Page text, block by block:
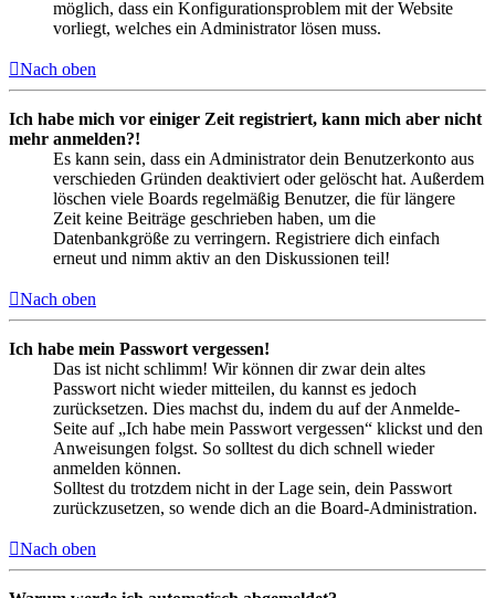
möglich, dass ein Konfigurationsproblem mit der Website
vorliegt, welches ein Administrator lösen muss.
Nach oben
Ich habe mich vor einiger Zeit registriert, kann mich aber nicht
mehr anmelden?!
Es kann sein, dass ein Administrator dein Benutzerkonto aus
verschieden Gründen deaktiviert oder gelöscht hat. Außerdem
löschen viele Boards regelmäßig Benutzer, die für längere
Zeit keine Beiträge geschrieben haben, um die
Datenbankgröße zu verringern. Registriere dich einfach
erneut und nimm aktiv an den Diskussionen teil!
Nach oben
Ich habe mein Passwort vergessen!
Das ist nicht schlimm! Wir können dir zwar dein altes
Passwort nicht wieder mitteilen, du kannst es jedoch
zurücksetzen. Dies machst du, indem du auf der Anmelde-
Seite auf „Ich habe mein Passwort vergessen“ klickst und den
Anweisungen folgst. So solltest du dich schnell wieder
anmelden können.
Solltest du trotzdem nicht in der Lage sein, dein Passwort
zurückzusetzen, so wende dich an die Board-Administration.
Nach oben